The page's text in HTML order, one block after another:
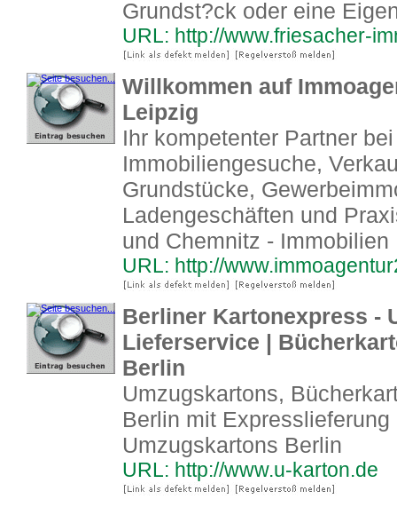
Grundst?ck oder eine
URL: http://www.friesacher-
Willkommen auf
Leipzig
Ihr kompetenter Partner
Immobiliengesuche,
Grundstücke,
Ladengeschäften und
und Chemnitz - Immobilien
URL: http://
Berliner Kartonexpress -
Lieferservice |
Berlin
Umzugskartons,
Berlin mit
Umzugskartons Berlin
URL: http://www.u-karton.de